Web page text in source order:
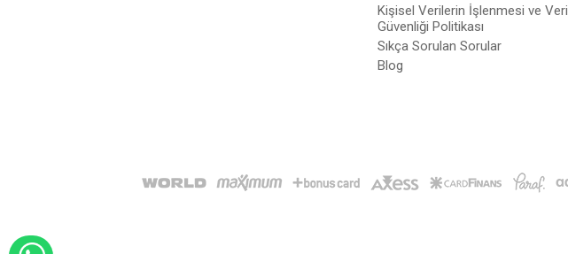
Kişisel Verilerin İşlenmesi ve Veri
Güvenliği Politikası
Sıkça Sorulan Sorular
Blog